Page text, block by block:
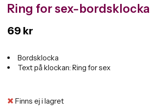
Ring for sex-bordsklocka
69 kr
Bordsklocka
Text på klockan: Ring for sex
Finns ej i lagret